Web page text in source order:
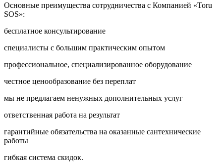
Основные преимущества сотрудничества с Компанией «Toru
SOS»:
бесплатное консультирование
специалисты с большим практическим опытом
профессиональное, специализированное оборудование
честное ценообразование без переплат
мы не предлагаем ненужных дополнительных услуг
ответственная работа на результат
гарантийные обязательства на оказанные сантехнические
работы
гибкая система скидок.